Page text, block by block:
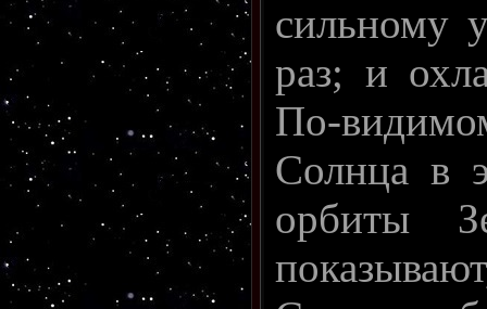
сильному
раз; и
По-
Солнца в
орбиты